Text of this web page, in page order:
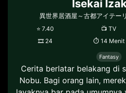
Isekai
異世界居酒屋～古都アイテー
⭐7.40 📺TV
🎞 24 ⏱ 14 Menit
Fantasy
Cerita berlatar belakang di
Nobu. Bagi orang lain,